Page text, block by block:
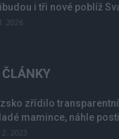
i tři nové poblíž
2026
zřídilo
mamince, náhle
2. 2023